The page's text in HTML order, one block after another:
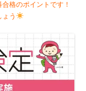
格のポイントです！
う